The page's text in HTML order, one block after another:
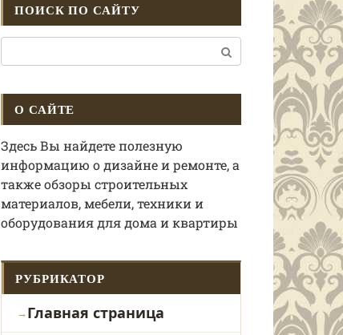
ПОИСК ПО САЙТУ
О САЙТЕ
Здесь Вы найдете полезную
информацию о дизайне и ремонте, а
также обзоры строительных
материалов, мебели, техники и
оборудования для дома и квартиры
РУБРИКАТОР
Главная страница